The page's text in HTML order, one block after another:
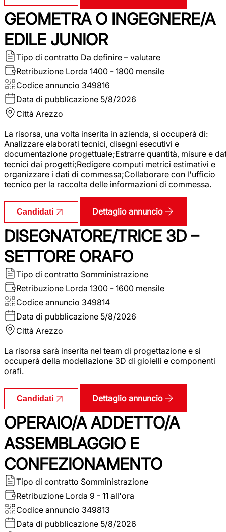
GEOMETRA O INGEGNERE/A
EDILE JUNIOR
Tipo di contratto Da definire – valutare
Retribuzione Lorda 1400 - 1800 mensile
Codice annuncio 349816
Data di pubblicazione 5/8/2026
Città Arezzo
La risorsa, una volta inserita in azienda, si occuperà di:
Analizzare elaborati tecnici, disegni esecutivi e
documentazione progettuale;Estrarre quantità, misure e
tecnici dai progetti;Redigere computi metrici estimativi e
organizzare i dati di commessa;Collaborare con l'ufficio
tecnico per la raccolta delle informazioni di commessa.
Candidati Dettaglio annuncio
DISEGNATORE/TRICE 3D –
SETTORE ORAFO
Tipo di contratto Somministrazione
Retribuzione Lorda 1300 - 1600 mensile
Codice annuncio 349814
Data di pubblicazione 5/8/2026
Città Arezzo
La risorsa sarà inserita nel team di progettazione e si
occuperà della modellazione 3D di gioielli e componenti
orafi.
Candidati Dettaglio annuncio
OPERAIO/A ADDETTO/A
ASSEMBLAGGIO E
CONFEZIONAMENTO
Tipo di contratto Somministrazione
Retribuzione Lorda 9 - 11 all'ora
Codice annuncio 349813
Data di pubblicazione 5/8/2026